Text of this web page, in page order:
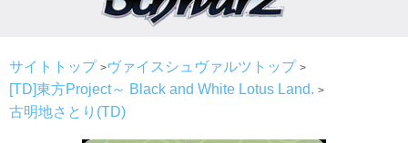
サイトトップ
ヴァイスシュヴァルツトップ
[TD]東方Project～ Black and White Lotus Land.
古明地さとり(TD)